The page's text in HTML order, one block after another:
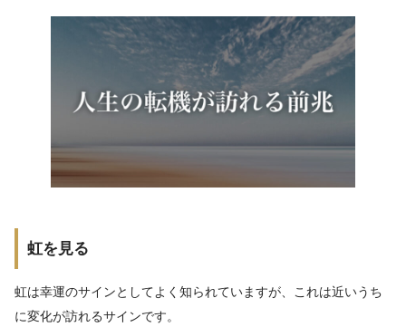
虹を見る
虹は幸運のサインとしてよく知られていますが、これは近いうち
に変化が訪れるサインです。